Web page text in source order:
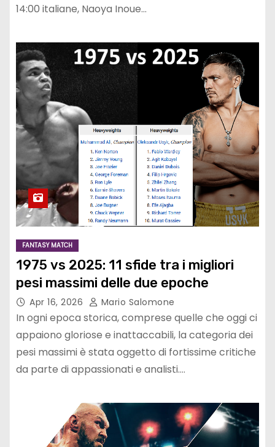
14:00 italiane, Naoya Inoue…
FANTASY MATCH
1975 vs 2025: 11 sfide tra i migliori
pesi massimi delle due epoche
Apr 16, 2026 Mario Salomone
In ogni epoca storica, comprese quelle che oggi ci
appaiono gloriose e inattaccabili, la categoria dei
pesi massimi è stata oggetto di fortissime critiche
da parte di appassionati e analisti.…